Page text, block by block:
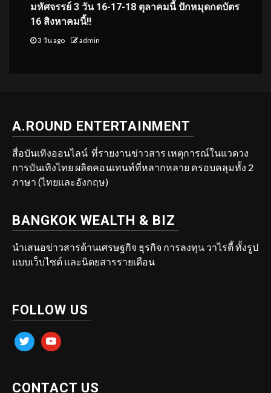
มหัศจรรย์ 3 วัน 16-17-18 ตุลาคมนี้ ปักหมุดกดบัตร
16 สิงหาคมนี้!!
3 วัน ago admin
A.ROUND ENTERTAINMENT
สื่อบันเทิงออนไลน์ ที่รายงานข่าวสาร เหตุการณ์ในแวดวง
การบันเทิงไทย ผลิตคอนเทนท์ที่หลากหลาย ครอบคลุมทั้ง 2
ภาษา (ไทยและอังกฤษ)
BANGKOK WEALTH & BIZ
นำเสนอข่าวสารด้านเศรษฐกิจ ธุรกิจ การลงทุน วาไรตี้ ทั้งรูป
แบบเว็บไซต์ และนิตยสารรายเดือน
FOLLOW US
twitter youtube
CONTACT US